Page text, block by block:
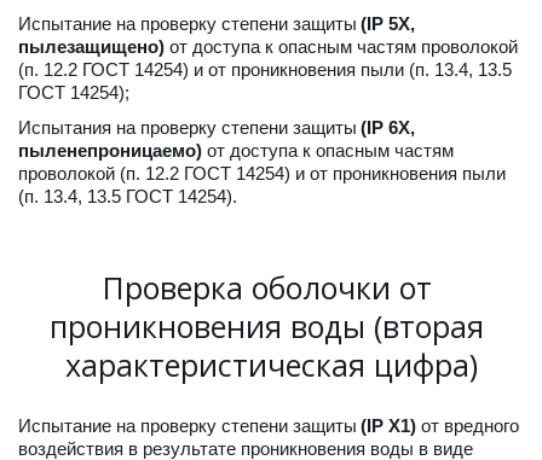
Испытание на проверку степени защиты (IP 5X,
пылезащищено) от доступа к опасным частям проволокой
(п. 12.2 ГОСТ 14254) и от проникновения пыли (п. 13.4, 13.5
ГОСТ 14254);
Испытания на проверку степени защиты (IP 6X,
пыленепроницаемо) от доступа к опасным частям
проволокой (п. 12.2 ГОСТ 14254) и от проникновения пыли
(п. 13.4, 13.5 ГОСТ 14254).
Проверка оболочки от
проникновения воды (вторая
характеристическая цифра)
Испытание на проверку степени защиты (IP X1) от вредного
воздействия в результате проникновения воды в виде